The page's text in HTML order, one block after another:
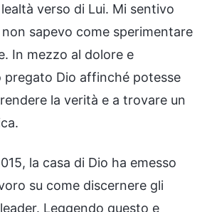
verso di Lui. Mi sentivo
sapevo come sperimentare
In mezzo al dolore e
pregato Dio affinché potesse
la verità e a trovare un
la casa di Dio ha emesso
su come discernere gli
Leggendo questo e